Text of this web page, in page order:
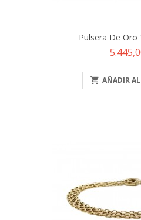
Pulsera De Oro
Precio
 AÑADIR